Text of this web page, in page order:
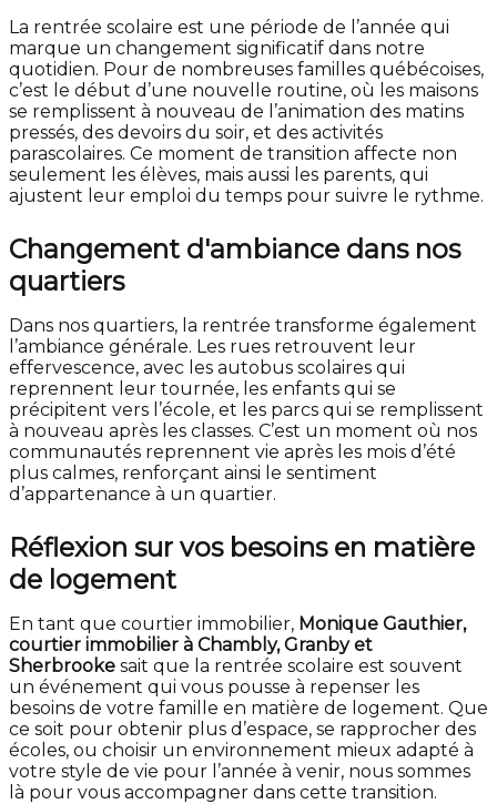
La rentrée scolaire est une période de l’année qui
marque un changement significatif dans notre
quotidien. Pour de nombreuses familles québécoises,
c’est le début d’une nouvelle routine, où les maisons
se remplissent à nouveau de l’animation des matins
pressés, des devoirs du soir, et des activités
parascolaires. Ce moment de transition affecte non
seulement les élèves, mais aussi les parents, qui
ajustent leur emploi du temps pour suivre le rythme.
Changement d'ambiance dans nos
quartiers
Dans nos quartiers, la rentrée transforme également
l’ambiance générale. Les rues retrouvent leur
effervescence, avec les autobus scolaires qui
reprennent leur tournée, les enfants qui se
précipitent vers l’école, et les parcs qui se remplissent
à nouveau après les classes. C’est un moment où nos
communautés reprennent vie après les mois d’été
plus calmes, renforçant ainsi le sentiment
d’appartenance à un quartier.
Réflexion sur vos besoins en matière
de logement
En tant que courtier immobilier, Monique Gauthier,
courtier immobilier à Chambly, Granby et
Sherbrooke sait que la rentrée scolaire est souvent
un événement qui vous pousse à repenser les
besoins de votre famille en matière de logement. Que
ce soit pour obtenir plus d’espace, se rapprocher des
écoles, ou choisir un environnement mieux adapté à
votre style de vie pour l’année à venir, nous sommes
là pour vous accompagner dans cette transition.